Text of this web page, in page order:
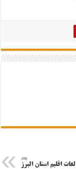
بعد
اقلیم استان البرز